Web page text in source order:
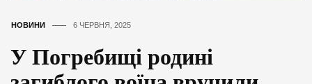
НОВИНИ 6 ЧЕРВНЯ, 2025
У Погребищі родині